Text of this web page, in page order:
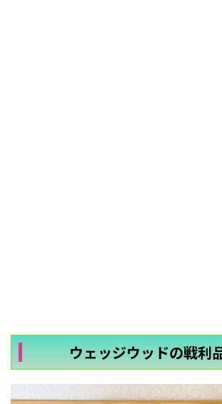
ウェッジウッドの戦利